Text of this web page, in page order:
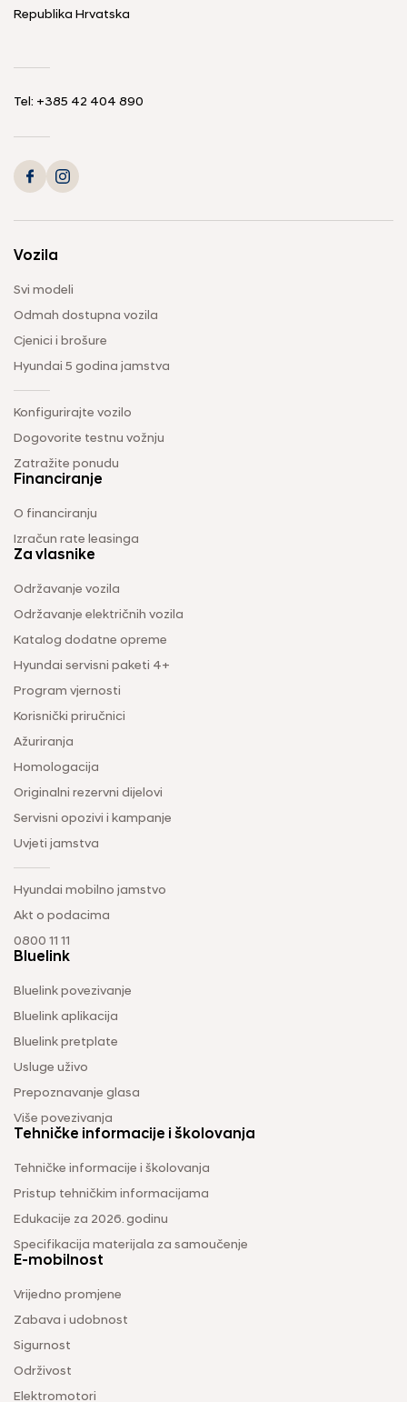
Republika Hrvatska
Tel: +385 42 404 890
Vozila
Svi modeli
Odmah dostupna vozila
Cjenici i brošure
Hyundai 5 godina jamstva
Konfigurirajte vozilo
Dogovorite testnu vožnju
Zatražite ponudu
Financiranje
O financiranju
Izračun rate leasinga
Za vlasnike
Održavanje vozila
Održavanje električnih vozila
Katalog dodatne opreme
Hyundai servisni paketi 4+
Program vjernosti
Korisnički priručnici
Ažuriranja
Homologacija
Originalni rezervni dijelovi
Servisni opozivi i kampanje
Uvjeti jamstva
Hyundai mobilno jamstvo
Akt o podacima
0800 11 11
Bluelink
Bluelink povezivanje
Bluelink aplikacija
Bluelink pretplate
Usluge uživo
Prepoznavanje glasa
Više povezivanja
Tehničke informacije i školovanja
Tehničke informacije i školovanja
Pristup tehničkim informacijama
Edukacije za 2026. godinu
Specifikacija materijala za samoučenje
E-mobilnost
Vrijedno promjene
Zabava i udobnost
Sigurnost
Održivost
Elektromotori